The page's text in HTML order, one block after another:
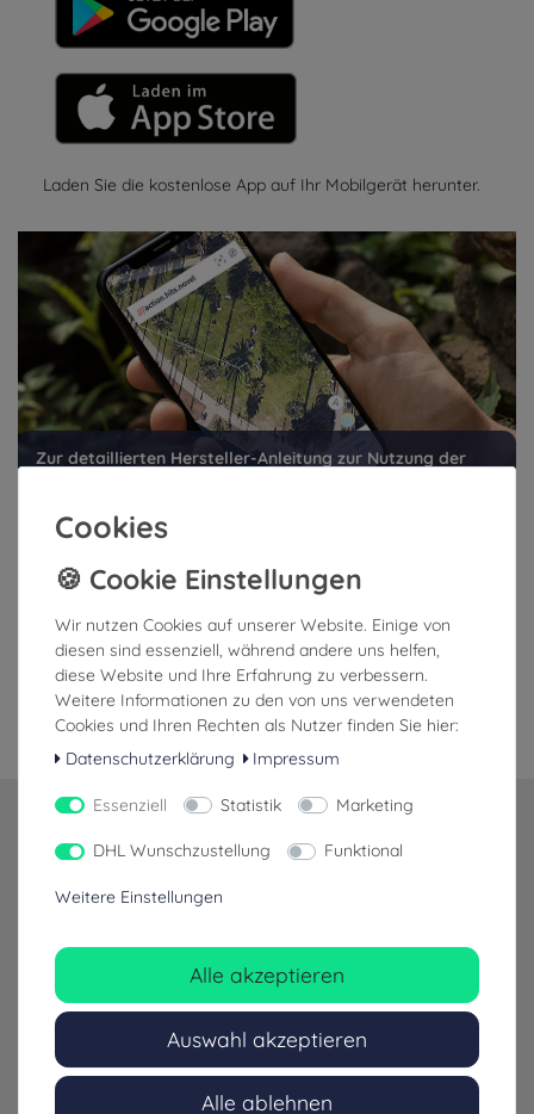
Laden Sie die kostenlose App auf Ihr Mobilgerät herunter.
Zur detaillierten Hersteller-Anleitung zur Nutzung der
07532-3326967
info@fenomed.de
Schneller Versand mit DHL & DPD
Innerhalb Deutschlands kostenlos ab 89,00 €*
Cookies
Wir nutzen Cookies auf unserer Website. Einige von
diesen sind essenziell, während andere uns helfen,
diese Website und Ihre Erfahrung zu verbessern.
Weitere Informationen zu den von uns verwendeten
Cookies und Ihren Rechten als Nutzer finden Sie hier:
Datenschutzerklärung
Impressum
Essenziell Statistik Marketing
DHL Wunschzustellung Funktional
Weitere Einstellungen
Alle akzeptieren
Auswahl akzeptieren
Alle ablehnen